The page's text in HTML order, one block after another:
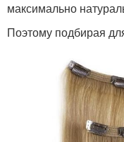
максимально
Поэтому подбирая